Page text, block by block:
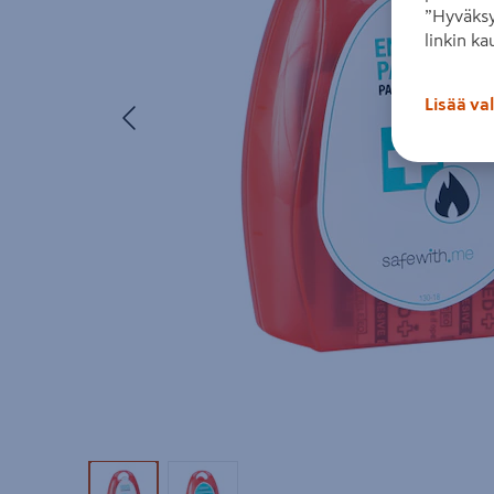
linkin
Lisää